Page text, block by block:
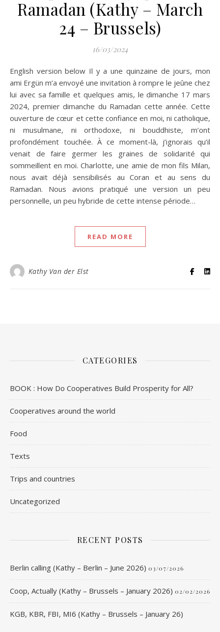
Ramadan (Kathy – March
24 – Brussels)
16/03/2024
English version below Il y a une quinzaine de jours, mon
ami Ergün m’a envoyé une invitation à rompre le jeûne chez
lui avec sa famille et quelques amis, le dimanche 17 mars
2024, premier dimanche du Ramadan cette année. Cette
ouverture de cœur et cette confiance en moi, ni catholique,
ni musulmane, ni orthodoxe, ni bouddhiste, m’ont
profondément touchée. À ce moment-là, j’ignorais qu’il
venait de faire germer les graines de solidarité qui
sommeillent en moi. Charlotte, une amie de mon fils Milan,
nous avait déjà sensibilisés au Coran et au sens du
Ramadan. Nous avions pratiqué une version un peu
personnelle, un peu hybride de cette intense période…
READ MORE
Kathy Van der Elst
CATEGORIES
BOOK : How Do Cooperatives Build Prosperity for All?
Cooperatives around the world
Food
Texts
Trips and countries
Uncategorized
RECENT POSTS
Berlin calling (Kathy – Berlin – June 2026) 03/07/2026
Coop, Actually (Kathy – Brussels – January 2026) 02/02/2026
KGB, KBR, FBI, MI6 (Kathy – Brussels – January 26)